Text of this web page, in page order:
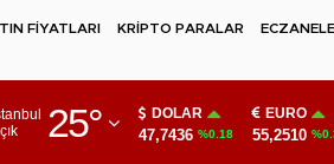
FİYATLARI KRİPTO PARALAR
25°
Adıyaman DOLAR
47,7436 %0.18
EURO
55,2510